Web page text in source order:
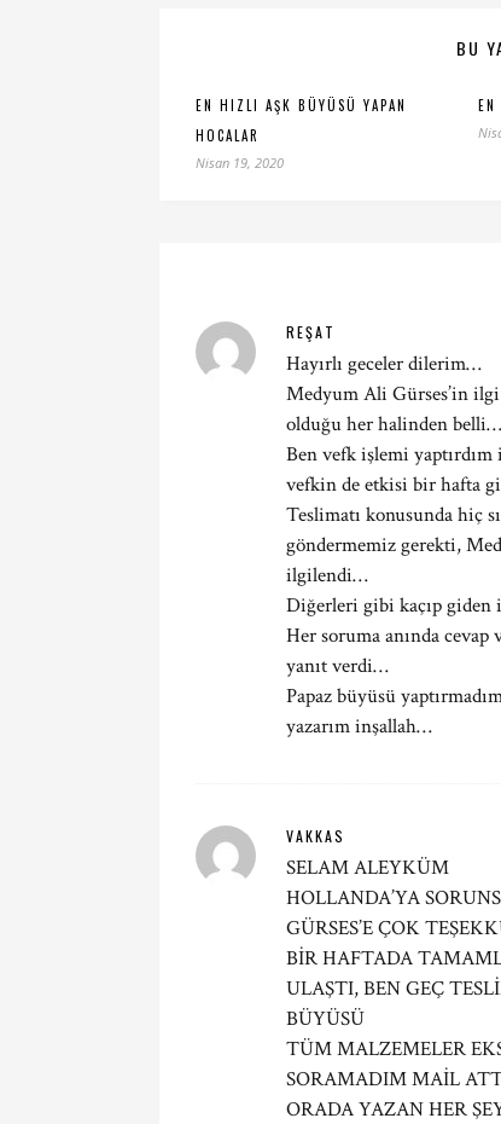
BU
EN HIZLI AŞK BÜYÜSÜ YAPAN
HOCALAR
Nisan 19, 2020
EN
REŞAT
Hayırlı geceler dilerim…
Medyum Ali Gürses’in
olduğu her halinden belli…
Ben vefk işlemi
vefkin de etkisi bir hafta
Teslimatı konusunda hiç
göndermemiz gerekti,
ilgilendi…
Diğerleri gibi kaçıp
Her soruma anında cevap
yanıt verdi…
Papaz büyüsü
yazarım inşallah…
VAKKAS
SELAM ALEYKÜM
HOLLANDA’YA
GÜRSES’E ÇOK
BİR HAFTADA
ULAŞTI, BEN GEÇ
BÜYÜSÜ
TÜM MALZEMELER
SORAMADIM MAİL
ORADA YAZAN HER